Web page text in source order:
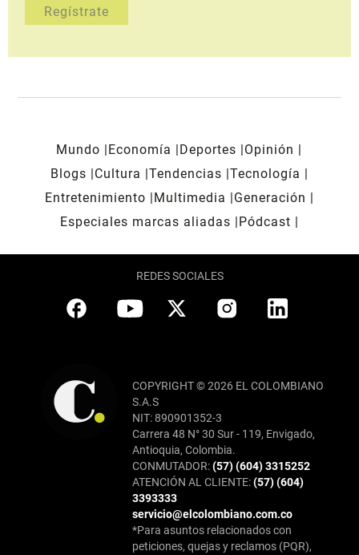
Mundo Economía Deportes
Opinión
Blogs
Cultura Tendencias Tecnología
Entretenimiento
Multimedia
Generación
Especiales marcas aliadas
Pódcast
REDES SOCIALES
COPYRIGHT © 2026 EL COLOMBIANO
S.A.S
NIT: 890901352-3
Carrera 48 N° 30 Sur - 119, Envigado,
Antioquia, Colombia.
CONMUTADOR:(57) (604) 3315252
ATENCIÓN AL CLIENTE:(57) (604)
3393333
servicio@elcolombiano.com.co
*Para asuntos relacionados con
peticiones, quejas y reclamos (PQR),